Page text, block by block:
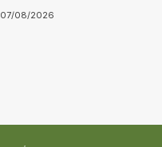
07/08/2026